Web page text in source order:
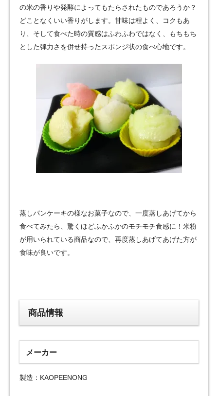
の米の香りや発酵によってもたらされたものであろうか？
どことなくいい香りがします。甘味は程よく、コクもあ
り、そして食べた時の質感はふわふわではなく、もちもち
とした弾力さを併せ持ったスポンジ状の食べ心地です。
蒸しパンケーキの様なお菓子なので、一度蒸しあげてから
食べてみたら、驚くほどふかふかのモチモチ食感に！米粉
が用いられている商品なので、再度蒸しあげてあげた方が
食味が良いです。
商品情報
メーカー
製造：KAOPEENONG